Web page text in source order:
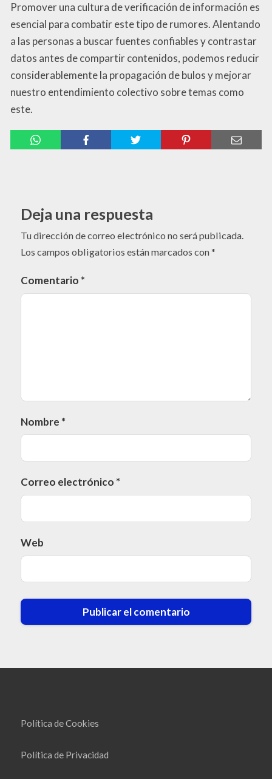
Promover una cultura de verificación de información es
esencial para combatir este tipo de rumores. Alentando
a las personas a buscar fuentes confiables y contrastar
datos antes de compartir contenidos, podemos reducir
considerablemente la propagación de bulos y mejorar
nuestro entendimiento colectivo sobre temas como
este.
Deja una respuesta
Tu dirección de correo electrónico no será publicada.
Los campos obligatorios están marcados con*
Comentario *
Nombre *
Correo electrónico *
Web
Política de Cookies
Política de Privacidad